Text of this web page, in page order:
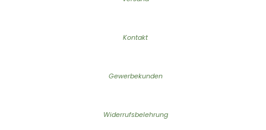
Kontakt
Gewerbekunden
Widerrufsbelehrung